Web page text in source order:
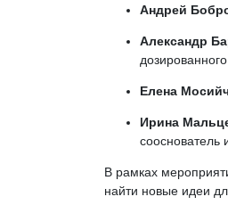
Андрей
Александр
Елена
Ирина
сооснователь
В рамках
найти новые идеи